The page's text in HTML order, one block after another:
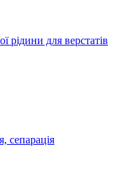
для верстатів
сепарація